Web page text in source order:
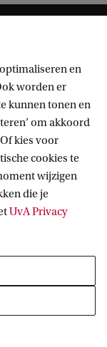
en
worden er
kunnen tonen en
om akkoord
kies voor
cookies te
wijzigen
die je
UvA Privacy